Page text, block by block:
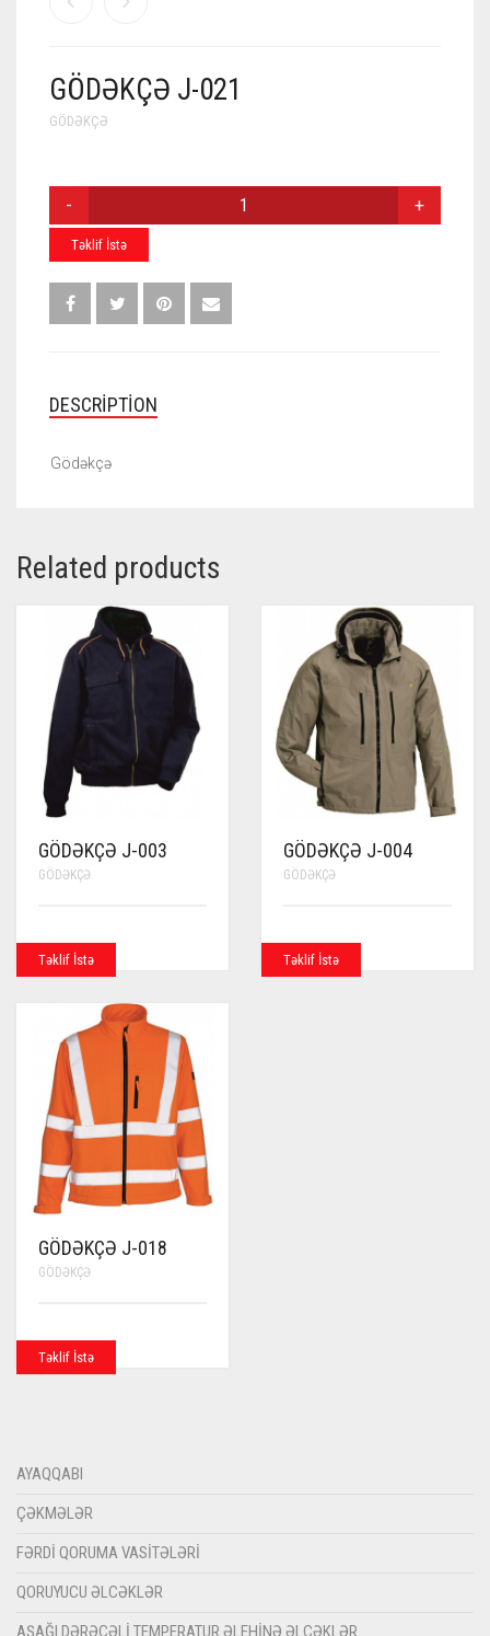
GÖDƏKÇƏ J-021
GÖDƏKÇƏ
QUANTITY
Təklif İstə
DESCRIPTION
Gödəkçə
Related products
GÖDƏKÇƏ J-003
GÖDƏKÇƏ
Təklif İstə
GÖDƏKÇƏ J-004
GÖDƏKÇƏ
Təklif İstə
GÖDƏKÇƏ J-018
GÖDƏKÇƏ
Təklif İstə
AYAQQABI
ÇƏKMƏLƏR
FƏRDI QORUMA VASITƏLƏRI
QORUYUCU ƏLCƏKLƏR
AŞAĞI DƏRƏCƏLI TEMPERATUR ƏLEHINƏ ƏLCƏKLƏR